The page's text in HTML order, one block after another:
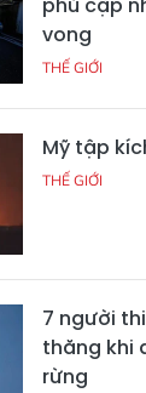
phủ cập
vong
THẾ GIỚI
Mỹ tập
THẾ GIỚI
7 người
thăng khi
rừng